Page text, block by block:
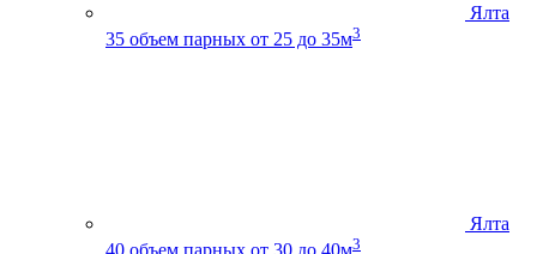
Ялта
35 объем парных от 25 до 35м3
Ялта
3